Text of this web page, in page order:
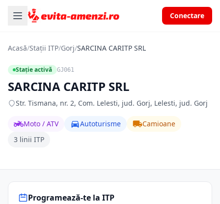
Conectare
Acasă/Stații ITP/Gorj/SARCINA CARITP SRL
Stație activă GJ061
SARCINA CARITP SRL
Str. Tismana, nr. 2, Com. Lelesti, jud. Gorj, Lelesti, jud. Gorj
Moto / ATV Autoturisme
Camioane
3 linii ITP
Programează-te la ITP